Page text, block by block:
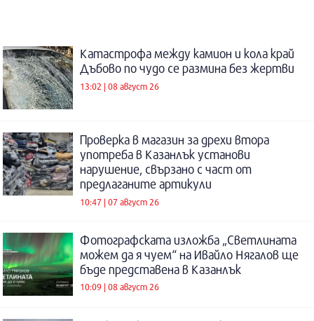
Катастрофа между камион и кола край
Дъбово по чудо се размина без жертви
13:02 | 08 август 26
Проверка в магазин за дрехи втора
употреба в Казанлък установи
нарушение, свързано с част от
предлаганите артикули
10:47 | 07 август 26
Фотографската изложба „Светлината
можем да я чуем“ на Ивайло Нягалов ще
бъде представена в Казанлък
10:09 | 08 август 26